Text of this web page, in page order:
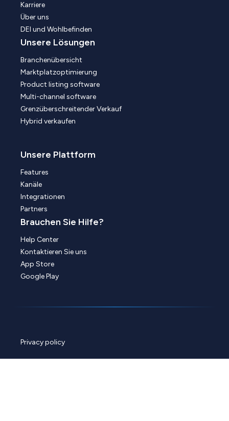
Karriere
Über uns
DEI und Wohlbefinden
Unsere Lösungen
Branchenübersicht
Marktplatzoptimierung
Product listing software
Multi-channel software
Grenzüberschreitender Verkauf
Hybrid verkaufen
Unsere Plattform
Features
Kanäle
Integrationen
Partners
Brauchen Sie Hilfe?
Help Center
Kontaktieren Sie uns
App Store
Google Play
Privacy policy